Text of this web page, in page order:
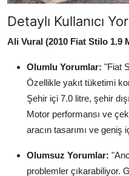
Detaylı Kullanıcı
Ali Vural (2010 Fiat Stilo 1.9
Olumlu Yorumlar: "Fiat
Özellikle yakıt tüketimi
Şehir içi 7.0 litre, şehir
Motor performansı ve
aracın tasarımı ve
Olumsuz Yorumlar:
problemler çıkarabiliyor.